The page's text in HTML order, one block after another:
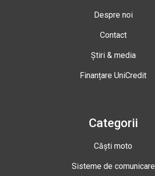
Despre noi
Contact
Știri & media
Finanțare UniCredit
Categorii
Căști moto
Sisteme de comunicare